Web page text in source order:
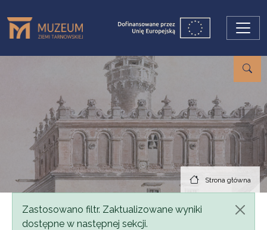
Strona główna
Komunikat
Zastosowano filtr. Zaktualizowane wyniki
dostępne w następnej sekcji.